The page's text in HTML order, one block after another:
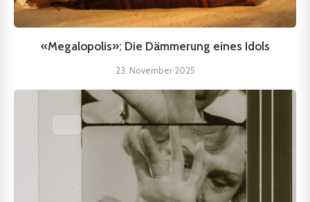
«Megalopolis»: Die Dämmerung eines Idols
23. November 2025